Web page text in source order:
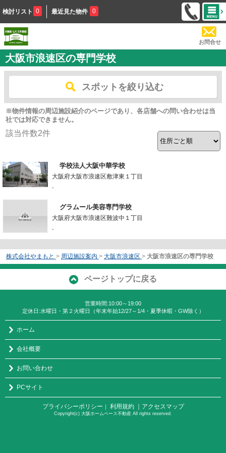
検討リスト 0 最近見た物件 0
お問合せ
大阪市浪速区の専門学校
スポットを絞り込む
※物件情報の周辺施設紹介のページであり、各店舗への問い合わせは当
社では対応できません。
該当件数2件
学校法人大阪中華学校
大阪府大阪市浪速区敷津東１丁目
-
グラムール美容専門学校
大阪府大阪市浪速区難波中１丁目
-
株式会社やまもと > 周辺施設案内 > 大阪市浪速区 > 大阪市浪速区の専門学校
ページトップに戻る
営業時間:10:00～19:00
定休日:水曜日・第２火曜日（年末年始12/27～1/4・夏季休暇・GW除く）
ホーム
会社概要
お問い合わせ
PCサイト
プライバシーポリシー ｜ 利用規約 ｜アクセスマップ
Copyright(c) 大阪ホームベース不動産 All rights reserved.